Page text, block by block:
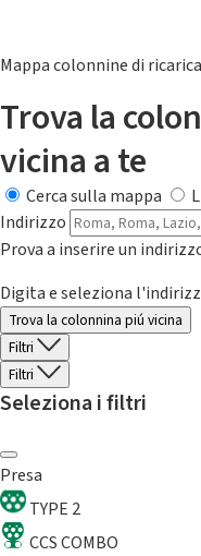
Mappa colonnine di
Trova la
vicina a te
Cerca sulla mappa
Indirizzo
Prova a inserire un
Digita e seleziona
Trova la colonnina piú vicina
Filtri
Filtri
Seleziona i filtri
Presa
TYPE 2
CCS COMBO